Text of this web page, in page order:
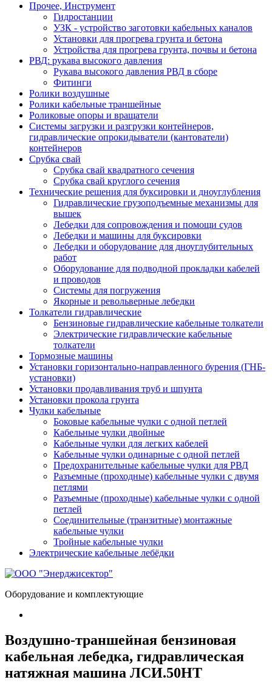
Прочее, Инструмент
Гидростанции
УЗК - устройство заготовки кабельных каналов
Установки для прогрева грунта и бетона
Устройства для прогрева грунта, почвы и бетона
РВД: рукава высокого давления
Рукава высокого давления РВД в сборе
Фитинги
Ролики воздушные
Ролики кабельные траншейные
Роликовые опоры и вращатели
Системы загрузки и разгрузки контейнеров,
гидравлические опрокидыватели (кантователи)
контейнеров
Срубка свай
Срубка свай квадратного сечения
Срубка свай круглого сечения
Технические решения для буксировки и дноуглубления
Гидравлические грузоподъемные механизмы для
вышек
Лебедки для сопровождения и помощи судов
Лебедки и машины для буксировки
Лебедки и оборудование для дноуглубительных
работ
Оборудование для подводной прокладки кабелей
и проводов
Системы для погружения
Якорные и револьверные лебедки
Толкатели гидравлические
Бензиновые гидравлические кабельные толкатели
Электрические гидравлические кабельные
толкатели
Тормозные машины
Установки горизонтально-направленного бурения (ГНБ-
установки)
Установки продавливания труб и шпунта
Установки прокола грунта
Чулки кабельные
Боковые кабельные чулки с одной петлей
Кабельные чулки двойные
Кабельные чулки для легких кабелей
Кабельные чулки одинарные с одной петлей
Предохранительные кабельные чулки для РВД
Разъемные (проходные) кабельные чулки с двумя
петлями
Разъемные (проходные) кабельные чулки с одной
петлей
Соединительные (транзитные) монтажные
кабельные чулки
Тройные кабельные чулки
Электрические кабельные лебёдки
Оборудование и комплектующие
Воздушно-траншейная бензиновая
кабельная лебедка, гидравлическая
натяжная машина ЛСИ.50НТ